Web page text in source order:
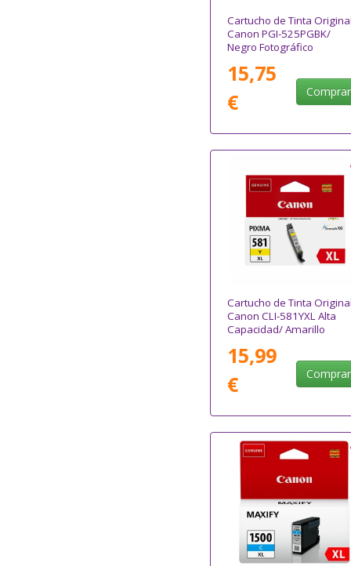
Cartucho de Tinta
Canon PGI-525PGBK/
Negro Fotográfico
15,75
€
Comprar
Cartucho de Tinta
Canon CLI-581YXL Alta
Capacidad/ Amarillo
15,99
€
Comprar